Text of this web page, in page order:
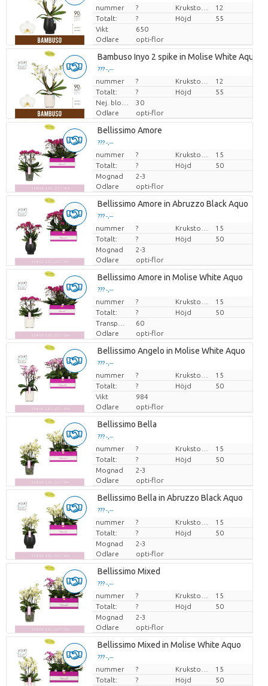
Pris per enhet
nummer ?
12
Totalt:
? Höjd
55
Vikt
650
Odlare
opti-flor
Bambuso Inyo 2 spike in Molise White Aquo
??? -,--
Pris per enhet
nummer ?
12
Totalt:
? Höjd
55
30
Odlare
opti-flor
Bellissimo Amore
??? -,--
Pris per enhet
nummer ?
15
Totalt:
? Höjd
50
Mognad
2-3
Odlare
opti-flor
Bellissimo Amore in Abruzzo Black Aquo
??? -,--
Pris per enhet
nummer ?
15
Totalt:
? Höjd
50
Mognad
2-3
Odlare
opti-flor
Bellissimo Amore in Molise White Aquo
??? -,--
Pris per enhet
nummer ?
15
Totalt:
? Höjd
50
60
Odlare
opti-flor
Bellissimo Angelo in Molise White Aquo
??? -,--
Pris per enhet
nummer ?
15
Totalt:
? Höjd
50
Vikt
984
Odlare
opti-flor
Bellissimo Bella
??? -,--
Pris per enhet
nummer ?
15
Totalt:
? Höjd
50
Mognad
2-3
Odlare
opti-flor
Bellissimo Bella in Abruzzo Black Aquo
??? -,--
Pris per enhet
nummer ?
15
Totalt:
? Höjd
50
Mognad
2-3
Odlare
opti-flor
Bellissimo Mixed
??? -,--
Pris per enhet
nummer ?
15
Totalt:
? Höjd
50
Mognad
2-3
Odlare
opti-flor
Bellissimo Mixed in Molise White Aquo
??? -,--
Pris per enhet
nummer ?
15
Totalt:
? Höjd
50